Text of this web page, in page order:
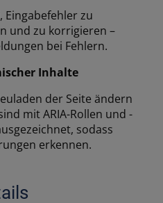
Eingabefehler zu
und zu korrigieren –
bei Fehlern.
Inhalte
der Seite ändern
mit ARIA-Rollen und -
sodass
erkennen.